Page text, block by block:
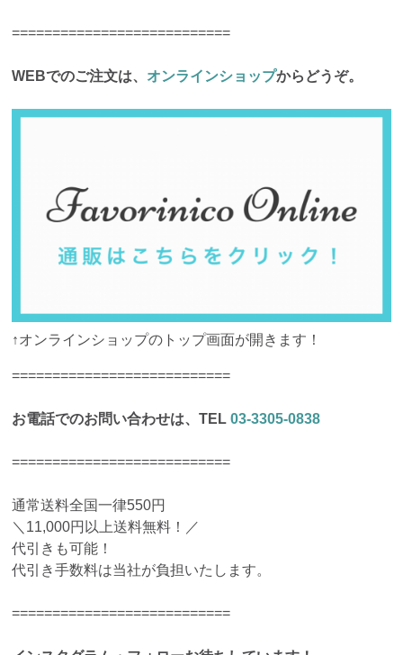
===========================
WEBでのご注文は、 オンラインショップからどうぞ。
↑オンラインショップのトップ画面が開きます！
===========================
お電話でのお問い合わせは、TEL03-3305-0838
===========================
通常送料全国一律550円
＼11,000円以上送料無料！／
代引きも可能！
代引き手数料は当社が負担いたします。
===========================